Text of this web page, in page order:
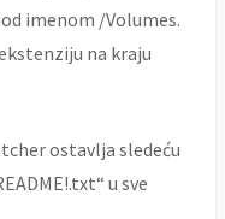
imenom /Volumes.
na kraju
ostavlja sledeću
u sve